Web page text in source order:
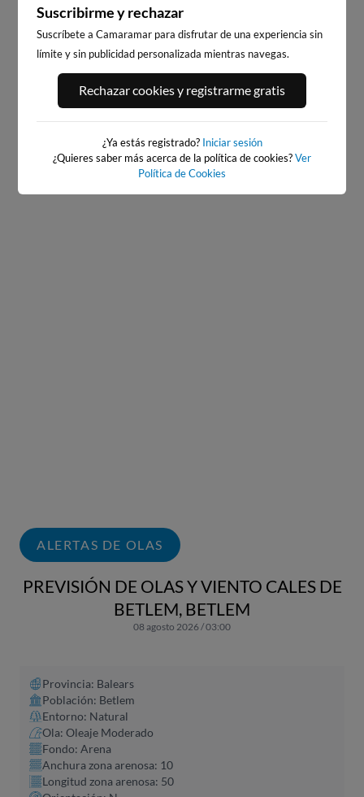
PORT ANDRATX
83km · Andratx
PLAYA DE SITGES
0.1 m CHOPI
ALERTAS DE OLAS
PREVISIÓN DE OLAS Y VIENTO CALES DE
BETLEM, BETLEM
08 agosto 2026 / 03:00
Provincia: Balears
Población: Betlem
Entorno: Natural
Ola: Oleaje Moderado
Fondo: Arena
Anchura zona arenosa: 10
Longitud zona arenosa: 50
Suscribirme y rechazar
Suscríbete a Camaramar para disfrutar de una experiencia sin
límite y sin publicidad personalizada mientras navegas.
Rechazar cookies y registrarme gratis
¿Ya estás registrado? Iniciar sesión
¿Quieres saber más acerca de la política de cookies?Ver
Política de Cookies